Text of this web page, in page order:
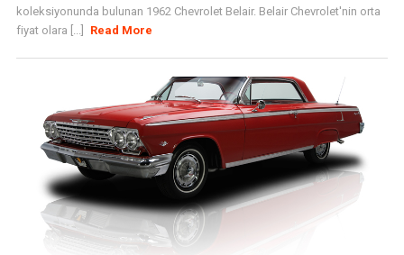
koleksiyonunda bulunan 1962 Chevrolet Belair. Belair Chevrolet'nin orta
fiyat olara [...]
Read More